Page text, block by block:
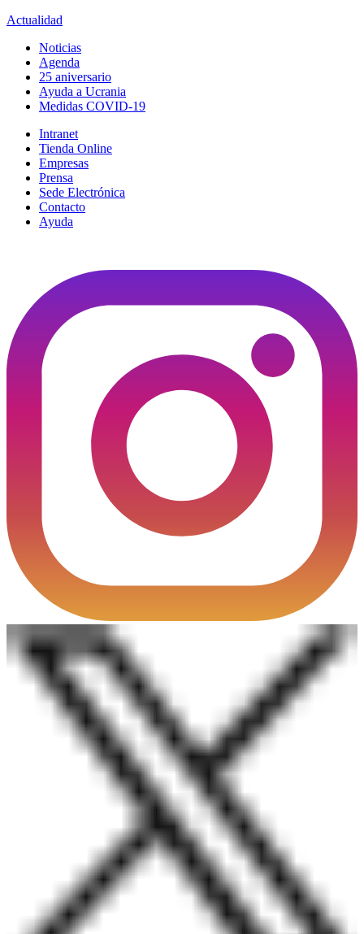
Actualidad
Noticias
Agenda
25 aniversario
Ayuda a Ucrania
Medidas COVID-19
Intranet
Tienda Online
Empresas
Prensa
Sede Electrónica
Contacto
Ayuda